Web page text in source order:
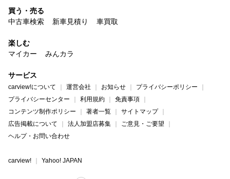
買う・売る
中古車検索
新車見積り 車買取
楽しむ
マイカー
みんカラ
サービス
carview!について 運営会社 お知らせ
プライバシーポリシー
プライバシーセンター
利用規約
免責事項
コンテンツ制作ポリシー
著者一覧
サイトマップ
広告掲載について
法人加盟店募集
ご意見・ご要望
ヘルプ・お問い合わせ
carview! Yahoo! JAPAN